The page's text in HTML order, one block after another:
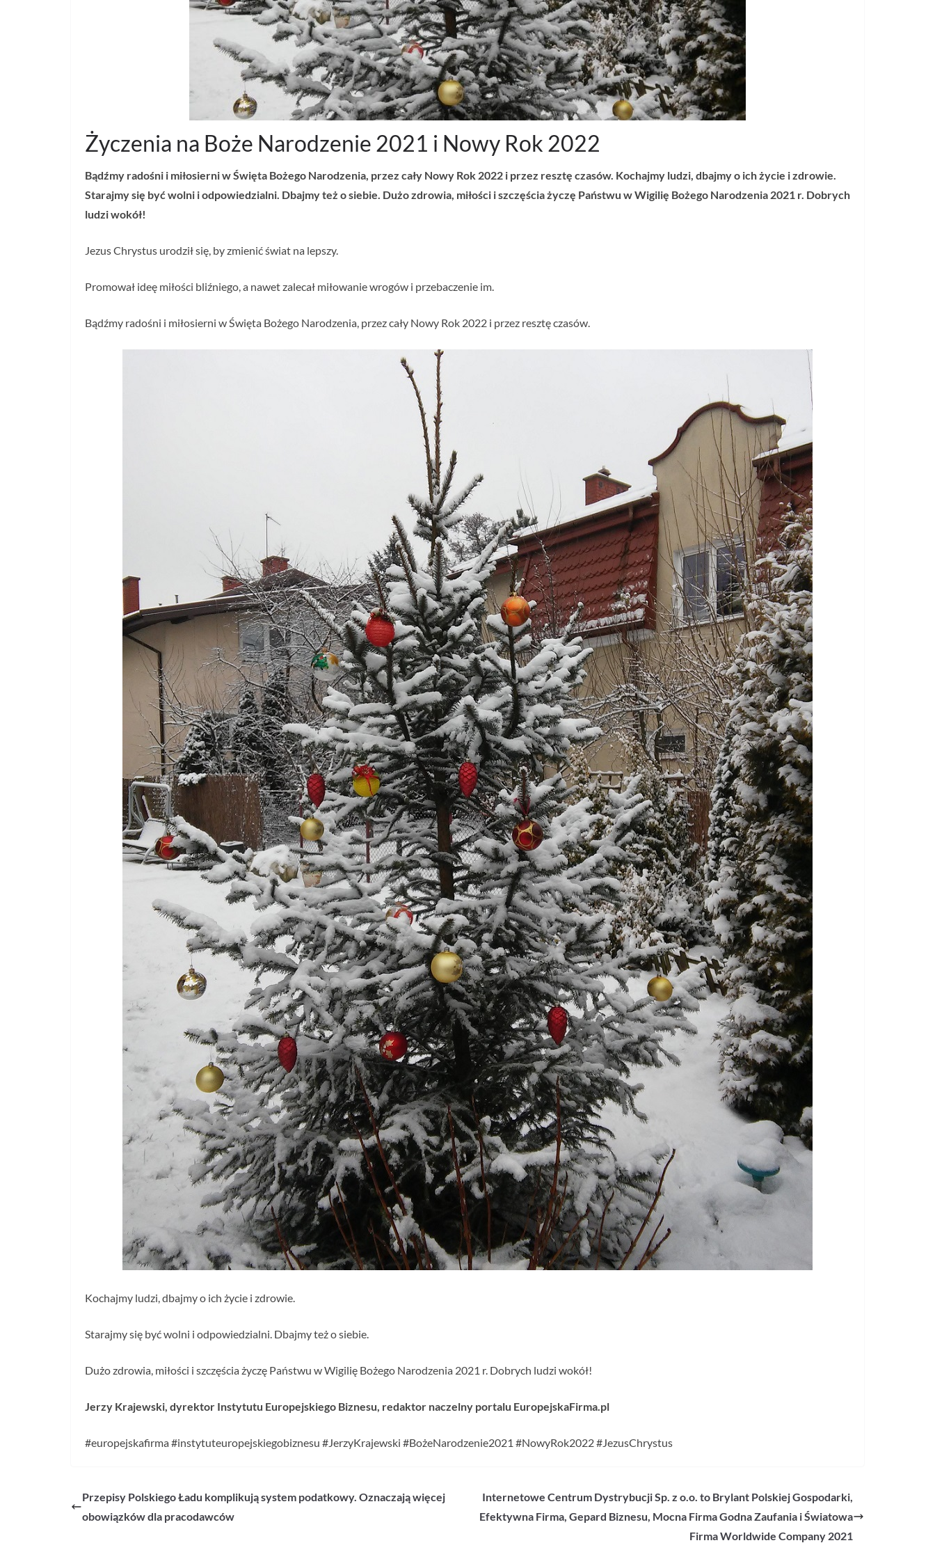
Życzenia na Boże Narodzenie 2021 i Nowy Rok 2022
Bądźmy radośni i miłosierni w Święta Bożego Narodzenia, przez cały Nowy Rok 2022 i przez resztę czasów. Kochajmy ludzi, dbajmy o ich życie i zdrowie.
Starajmy się być wolni i odpowiedzialni. Dbajmy też o siebie. Dużo zdrowia, miłości i szczęścia życzę Państwu w Wigilię Bożego Narodzenia 2021 r. Dobrych
ludzi wokół!
Jezus Chrystus urodził się, by zmienić świat na lepszy.
Promował ideę miłości bliźniego, a nawet zalecał miłowanie wrogów i przebaczenie im.
Bądźmy radośni i miłosierni w Święta Bożego Narodzenia, przez cały Nowy Rok 2022 i przez resztę czasów.
Kochajmy ludzi, dbajmy o ich życie i zdrowie.
Starajmy się być wolni i odpowiedzialni. Dbajmy też o siebie.
Dużo zdrowia, miłości i szczęścia życzę Państwu w Wigilię Bożego Narodzenia 2021 r. Dobrych ludzi wokół!
Jerzy Krajewski, dyrektor Instytutu Europejskiego Biznesu, redaktor naczelny portalu EuropejskaFirma.pl
#europejskafirma #instytuteuropejskiegobiznesu #JerzyKrajewski #BożeNarodzenie2021 #NowyRok2022 #JezusChrystus
Przepisy Polskiego Ładu komplikują system podatkowy. Oznaczają więcej
obowiązków dla pracodawców
Internetowe Centrum Dystrybucji Sp. z o.o. to Brylant Polskiej Gospodarki,
Efektywna Firma, Gepard Biznesu, Mocna Firma Godna Zaufania i Światowa
Firma Worldwide Company 2021